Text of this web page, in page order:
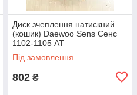
Диск зчеплення натискний
(кошик) Daewoo Sens Сенс
1102-1105 АТ
Під замовлення
802 ₴